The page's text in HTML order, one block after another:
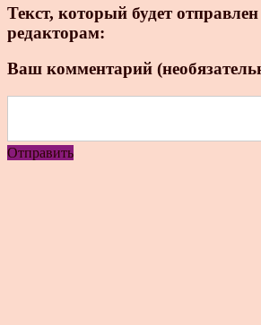
Текст, который будет
редакторам:
Ваш комментарий
Отправить